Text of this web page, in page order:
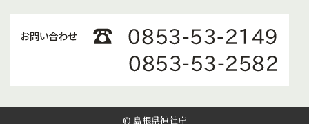
© 島根県神社庁